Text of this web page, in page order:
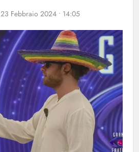
23 Febbraio 2024 • 14:05